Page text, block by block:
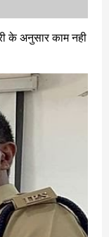
के अनुसार काम नही